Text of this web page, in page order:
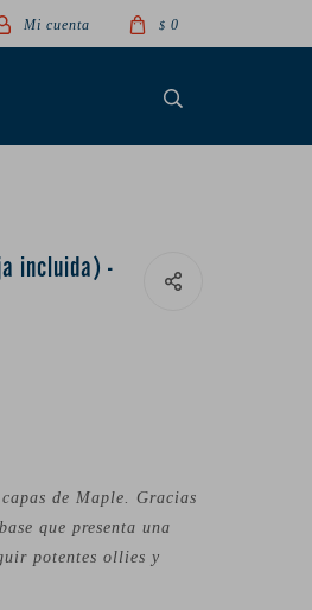
$ 0
incluida) -
de Maple. Gracias
que presenta una
potentes ollies y